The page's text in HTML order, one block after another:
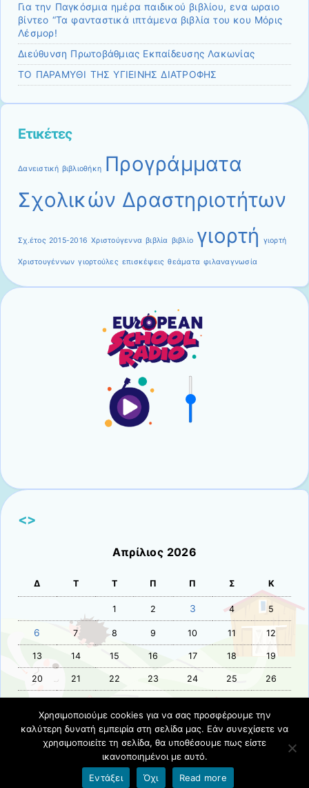
Για την Παγκόσμια ημέρα παιδικού βιβλίου, ενα ωραιο
βίντεο “Τα φανταστικά ιπτάμενα βιβλία του κου Μόρις
Λέσμορ!
Διεύθυνση Πρωτοβάθμιας Εκπαίδευσης Λακωνίας
ΤΟ ΠΑΡΑΜΥΘΙ ΤΗΣ ΥΓΙΕΙΝΗΣ ΔΙΑΤΡΟΦΗΣ
Ετικέτες
Δανειστική βιβλιοθήκη Προγράμματα
Σχολικών Δραστηριοτήτων
Σχ.έτος 2015-2016 Χριστούγεννα βιβλία βιβλίο γιορτή γιορτή
Χριστουγέννων γιορτούλες επισκέψεις θεάματα φιλαναγνωσία
<>
Απρίλιος 2026
Δ Τ Τ Π Π Σ Κ
1 2 3 4 5
6 7 8 9 10 11 12
13 14 15 16 17 18 19
20 21 22 23 24 25 26
Μάι »
Όροι χρήσης blogs.sch.gr| Δήλωση προσβασιμότητας
Χρησιμοποιούμε cookies για να σας προσφέρουμε την
καλύτερη δυνατή εμπειρία στη σελίδα μας. Εάν συνεχίσετε να
χρησιμοποιείτε τη σελίδα, θα υποθέσουμε πως είστε
ικανοποιημένοι με αυτό.
Εντάξει
Όχι Read more